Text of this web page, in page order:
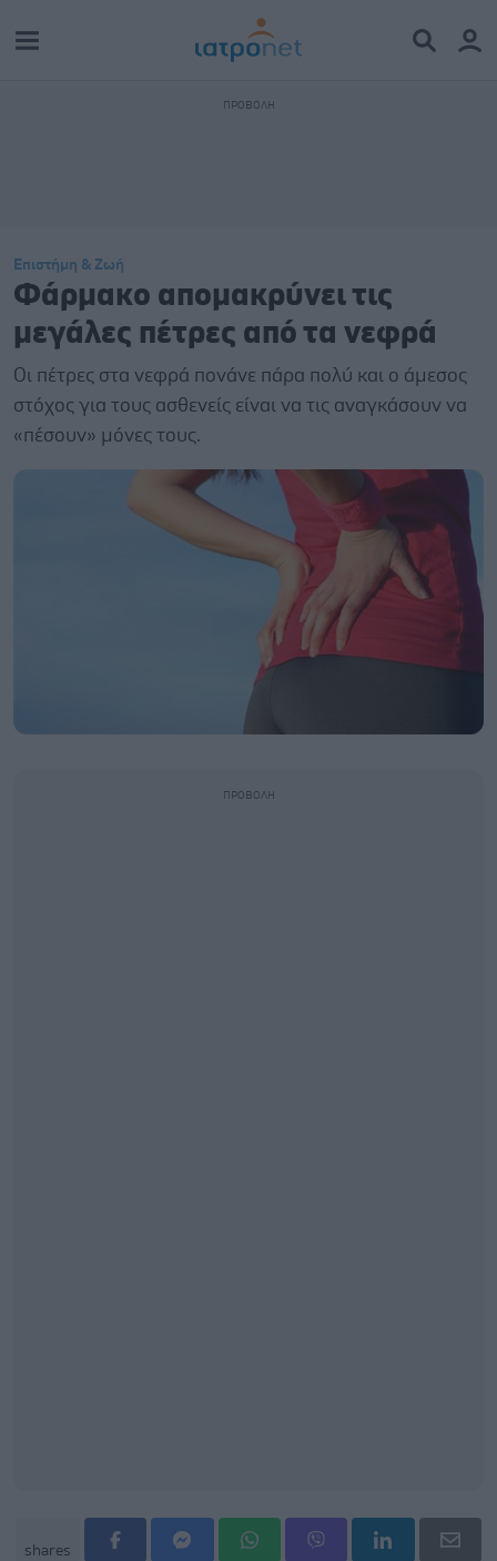
Επιστήμη & Ζωή
Φάρμακο απομακρύνει τις
μεγάλες πέτρες από τα νεφρά
Οι πέτρες στα νεφρά πονάνε πάρα πολύ και ο άμεσος
στόχος για τους ασθενείς είναι να τις αναγκάσουν να
«πέσουν» μόνες τους.
shares